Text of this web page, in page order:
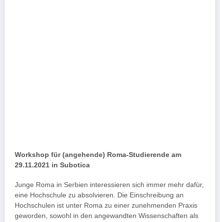
Workshop für (angehende) Roma-Studierende am
29.11.2021 in Subotica
Junge Roma in Serbien interessieren sich immer mehr dafür,
eine Hochschule zu absolvieren. Die Einschreibung an
Hochschulen ist unter Roma zu einer zunehmenden Praxis
geworden, sowohl in den angewandten Wissenschaften als